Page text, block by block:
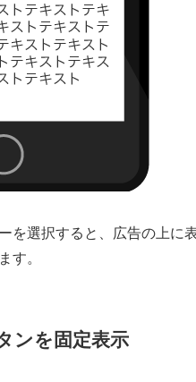
選択すると、広告の上に
す。
ンを固定表示